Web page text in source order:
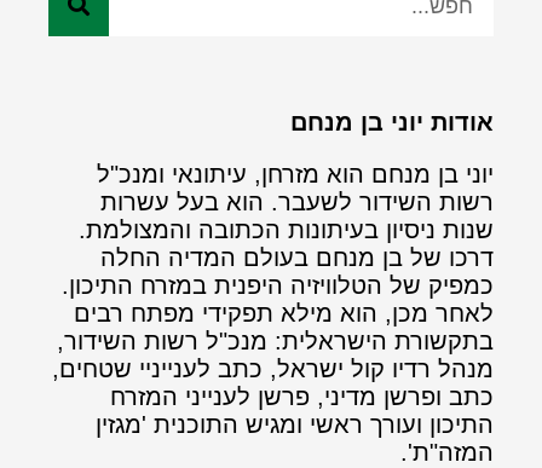
אודות יוני בן מנחם
יוני בן מנחם הוא מזרחן, עיתונאי ומנכ"ל
רשות השידור לשעבר. הוא בעל עשרות
שנות ניסיון בעיתונות הכתובה והמצולמת.
דרכו של בן מנחם בעולם המדיה החלה
כמפיק של הטלוויזיה היפנית במזרח התיכון.
לאחר מכן, הוא מילא תפקידי מפתח רבים
בתקשורת הישראלית: מנכ"ל רשות השידור,
מנהל רדיו קול ישראל, כתב לענייניי שטחים,
כתב ופרשן מדיני, פרשן לענייני המזרח
התיכון ועורך ראשי ומגיש התוכנית 'מגזין
המזה"ת'.